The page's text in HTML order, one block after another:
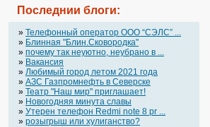
Последнии блоги:
» Телефонный оператор OOO “СЭЛС” ...
» Блинная "Блин.Сковородка"
» почему так неуютно, неубрано в ...
» Вакансия
» Любимый город летом 2021 года
» АЗС Газпромнефть в Северске
» Театр "Наш мир" приглашает!
» Новогодняя минута славы
» Утерен телефон Redmi note 8 pr ...
» розыгрыш или хулиганство?